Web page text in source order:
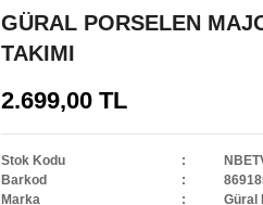
GÜRAL PORSELEN
TAKIMI
2.699,00 TL
Stok Kodu
Barkod
Marka
Güral